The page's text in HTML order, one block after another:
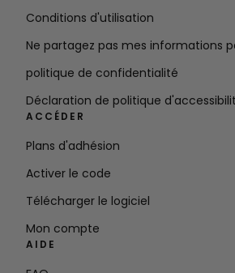
Conditions d'utilisation
Ne partagez pas mes informations
politique de confidentialité
Déclaration de politique
ACCÉDER
Plans d'adhésion
Activer le code
Télécharger le logiciel
Mon compte
AIDE